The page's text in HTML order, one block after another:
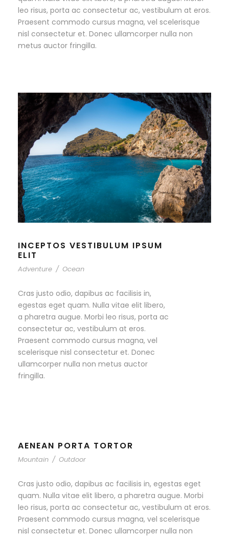
leo risus, porta ac consectetur ac, vestibulum at eros.
Praesent commodo cursus magna, vel scelerisque
nisl consectetur et. Donec ullamcorper nulla non
metus auctor fringilla.
INCEPTOS VESTIBULUM IPSUM
ELIT
Adventure / Ocean
Cras justo odio, dapibus ac facilisis in,
egestas eget quam. Nulla vitae elit libero,
a pharetra augue. Morbi leo risus, porta ac
consectetur ac, vestibulum at eros.
Praesent commodo cursus magna, vel
scelerisque nisl consectetur et. Donec
ullamcorper nulla non metus auctor
fringilla.
AENEAN PORTA TORTOR
Mountain / Outdoor
Cras justo odio, dapibus ac facilisis in, egestas eget
quam. Nulla vitae elit libero, a pharetra augue. Morbi
leo risus, porta ac consectetur ac, vestibulum at eros.
Praesent commodo cursus magna, vel scelerisque
nisl consectetur et. Donec ullamcorper nulla non